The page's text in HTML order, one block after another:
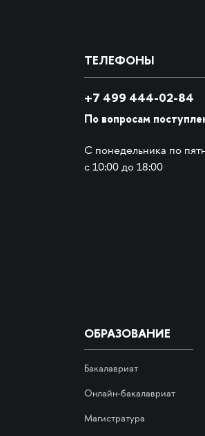
ТЕЛЕФОНЫ
+7 499 444-02-84
По вопросам
С понедельника по
с 10:00 до 18:00
ОБРАЗОВАНИЕ
Бакалавриат
Онлайн-бакалавриат
Магистратура